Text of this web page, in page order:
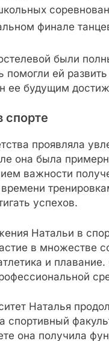
финале
были
помогли ей
ее будущим
спорте
проявляла
она была
важности
успехов.
Натальи в
в множестве
и
Наталья
спортивный
она получила